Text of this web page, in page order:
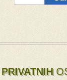
PRIVATNIH